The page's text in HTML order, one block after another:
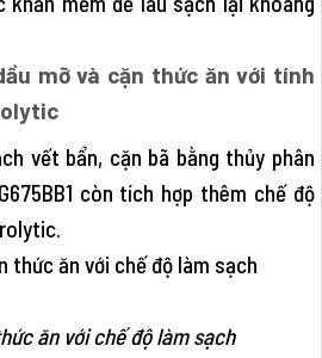
mỡ và cặn thức ăn với tính
vết bẩn, cặn bã bằng thủy phân
còn tích hợp thêm chế độ
ăn với chế độ làm sạch